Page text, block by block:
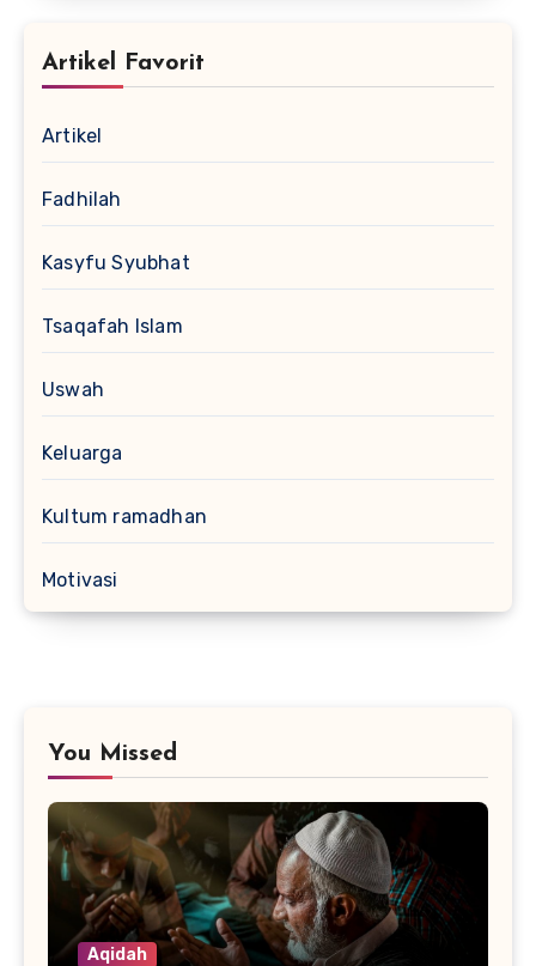
Artikel Favorit
Artikel
Fadhilah
Kasyfu Syubhat
Tsaqafah Islam
Uswah
Keluarga
Kultum ramadhan
Motivasi
You Missed
Aqidah